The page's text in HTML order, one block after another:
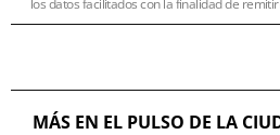
MÁS EN EL PULSO DE LA